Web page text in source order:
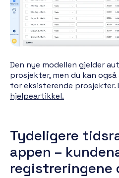
Den nye modellen gjelder
prosjekter, men du kan
for eksisterende prosjekter.
hjelpeartikkel.
Tydeligere
appen –
registreringene